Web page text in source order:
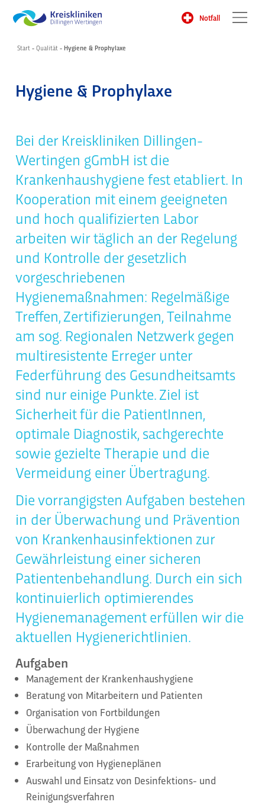
Notfall
Start- Qualität- Hygiene & Prophylaxe
Hygiene & Prophylaxe
Bei der Kreiskliniken Dillingen-
Wertingen gGmbH ist die
Krankenhaushygiene fest etabliert. In
Kooperation mit einem geeigneten
und hoch qualifizierten Labor
arbeiten wir täglich an der Regelung
und Kontrolle der gesetzlich
vorgeschriebenen
Hygienemaßnahmen: Regelmäßige
Treffen, Zertifizierungen, Teilnahme
am sog. Regionalen Netzwerk gegen
multiresistente Erreger unter
Federführung des Gesundheitsamts
sind nur einige Punkte. Ziel ist
Sicherheit für die PatientInnen,
optimale Diagnostik, sachgerechte
sowie gezielte Therapie und die
Vermeidung einer Übertragung.
Die vorrangigsten Aufgaben bestehen
in der Überwachung und Prävention
von Krankenhausinfektionen zur
Gewährleistung einer sicheren
Patientenbehandlung. Durch ein sich
kontinuierlich optimierendes
Hygienemanagement erfüllen wir die
aktuellen Hygienerichtlinien.
Aufgaben
Management der Krankenhaushygiene
Beratung von Mitarbeitern und Patienten
Organisation von Fortbildungen
Überwachung der Hygiene
Kontrolle der Maßnahmen
Erarbeitung von Hygieneplänen
Auswahl und Einsatz von Desinfektions- und
Reinigungsverfahren